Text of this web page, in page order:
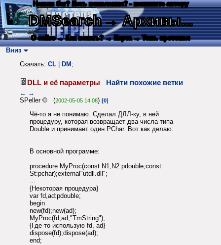
Нашли баг? Есть пожелания? - напишите автору
DMSearch→ Архивы...
О сайте → Как искать? → Карта → Текс. протокол
Вниз
Скачать: CL DM ;
DLL и её параметры Найти похожие ветки
← →
SPeller © (2002-05-05 14:08) [0]
Чё-то я не понимаю. Сделал ДЛЛ-ку, в ней
процедуру, которая возвращает два числа типа
Double и принимает один PChar. Вот как делаю:
В основной программе:
procedure MyProc(const N1,N2:pdouble;const
St:pchar);external"utdll.dll";
...
{Некоторая процедура}
var fd,ad:pdouble;
begin
new(fd);new(ad);
MyProc(fd,ad,"TmString");
{Где-то использую fd, ad}
dispose(fd);dispose(ad);
end;